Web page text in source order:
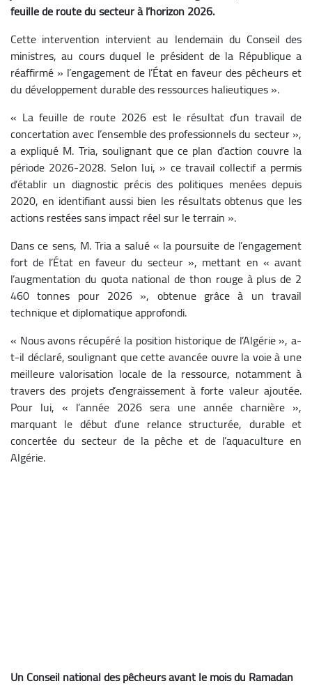
feuille de route du secteur à l’horizon 2026.
Cette intervention intervient au lendemain du Conseil des
ministres, au cours duquel le président de la République a
réaffirmé » l’engagement de l’État en faveur des pêcheurs et
du développement durable des ressources halieutiques ».
« La feuille de route 2026 est le résultat d’un travail de
concertation avec l’ensemble des professionnels du secteur »,
a expliqué M. Tria, soulignant que ce plan d’action couvre la
période 2026-2028. Selon lui, » ce travail collectif a permis
d’établir un diagnostic précis des politiques menées depuis
2020, en identifiant aussi bien les résultats obtenus que les
actions restées sans impact réel sur le terrain ».
Dans ce sens, M. Tria a salué « la poursuite de l’engagement
fort de l’État en faveur du secteur », mettant en « avant
l’augmentation du quota national de thon rouge à plus de 2
460 tonnes pour 2026 », obtenue grâce à un travail
technique et diplomatique approfondi.
« Nous avons récupéré la position historique de l’Algérie », a-
t-il déclaré, soulignant que cette avancée ouvre la voie à une
meilleure valorisation locale de la ressource, notamment à
travers des projets d’engraissement à forte valeur ajoutée.
Pour lui, « l’année 2026 sera une année charnière »,
marquant le début d’une relance structurée, durable et
concertée du secteur de la pêche et de l’aquaculture en
Algérie.
Un Conseil national des pêcheurs avant le mois du Ramadan